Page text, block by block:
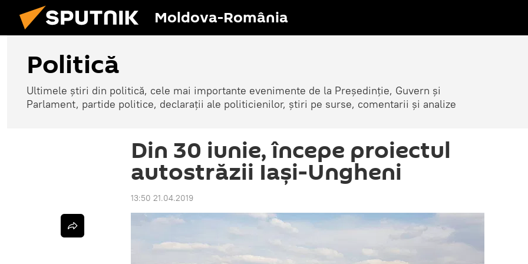
Moldova-România
Politică
Ultimele știri din politică, cele mai importante evenimente de la Președinție, Guvern și
Parlament, partide politice, declarații ale politicienilor, știri pe surse, comentarii și analize
Din 30 iunie, începe proiectul
autostrăzii Iași-Ungheni
13:50 21.04.2019